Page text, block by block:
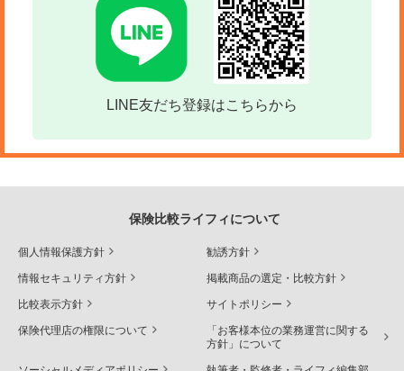
LINE友だち登録はこちらから
保険比較ライフィについて
個人情報保護方針 勧誘方針
情報セキュリティ方針 掲載商品の選定・比較方針
比較表示方針 サイトポリシー
保険代理店の権限について
「お客様本位の業務運営に関する
方針」について